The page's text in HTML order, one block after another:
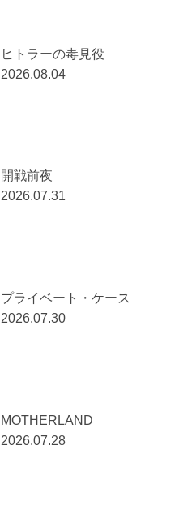
ヒトラーの毒見役
2026.08.04
開戦前夜
2026.07.31
プライベート・ケース
2026.07.30
MOTHERLAND
2026.07.28